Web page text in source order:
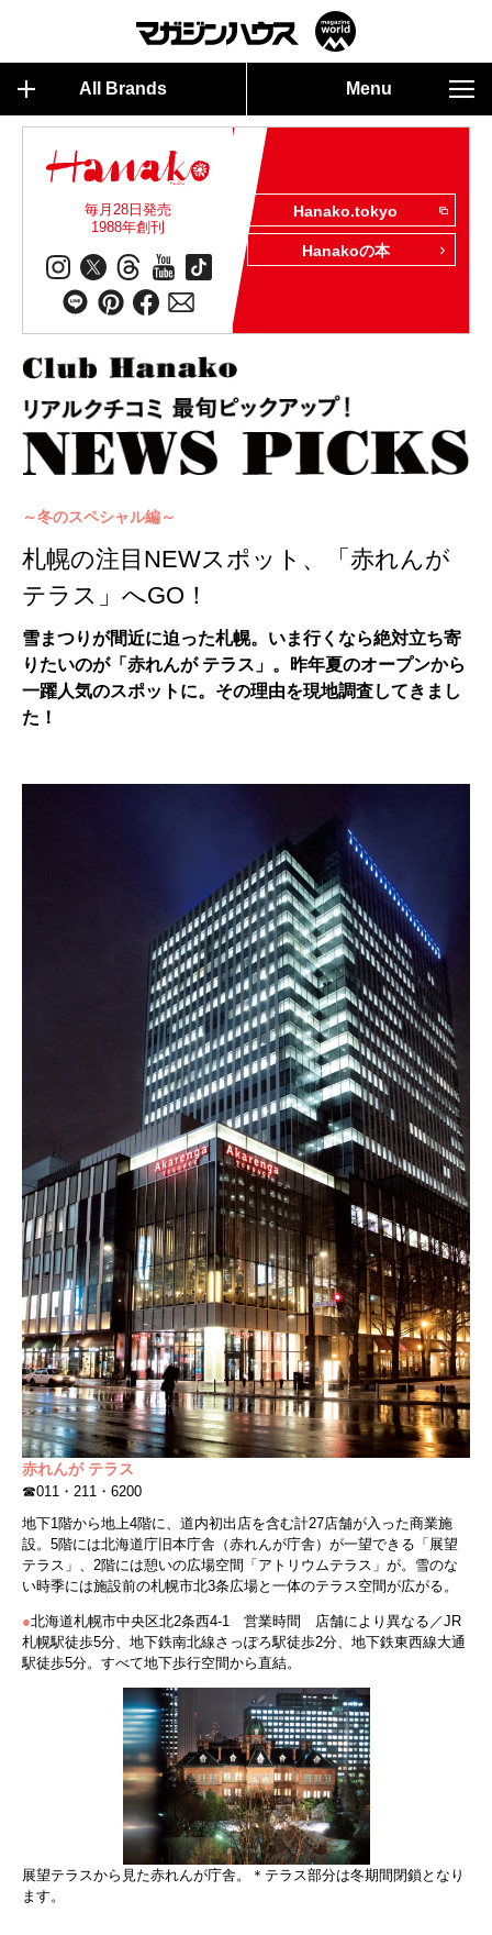
All Brands Menu
毎月28日発売
1988年創刊
Hanako.tokyo
Hanakoの本
～冬のスペシャル編～
札幌の注目NEWスポット、「赤れんが
テラス」へGO！
雪まつりが間近に迫った札幌。いま行くなら絶対立ち寄
りたいのが「赤れんが テラス」。昨年夏のオープンから
一躍人気のスポットに。その理由を現地調査してきまし
た！
赤れんが テラス
☎011・211・6200
地下1階から地上4階に、道内初出店を含む計27店舗が入った商業施
設。5階には北海道庁旧本庁舎（赤れんが庁舎）が一望できる「展望
テラス」、2階には憩いの広場空間「アトリウムテラス」が。雪のな
い時季には施設前の札幌市北3条広場と一体のテラス空間が広がる。
●北海道札幌市中央区北2条西4-1 営業時間 店舗により異なる／JR
札幌駅徒歩5分、地下鉄南北線さっぽろ駅徒歩2分、地下鉄東西線大通
駅徒歩5分。すべて地下歩行空間から直結。
展望テラスから見た赤れんが庁舎。＊テラス部分は冬期間閉鎖となり
ます。